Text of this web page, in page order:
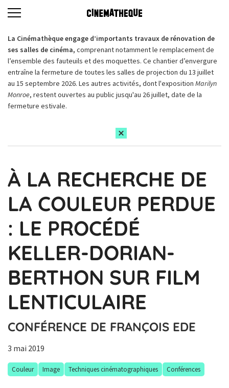
La Cinémathèque engage d’importants travaux de rénovation de
ses salles de cinéma, comprenant notamment le remplacement de
l’ensemble des fauteuils et des moquettes. Ce chantier d’envergure
entraîne la fermeture de toutes les salles de projection du 13 juillet
au 15 septembre 2026. Les autres activités, dont l'exposition Marilyn
Monroe, restent ouvertes au public jusqu'au 26 juillet, date de la
fermeture estivale.
À LA RECHERCHE DE
LA COULEUR PERDUE
: LE PROCÉDÉ
KELLER-DORIAN-
BERTHON SUR FILM
LENTICULAIRE
CONFÉRENCE DE FRANÇOIS EDE
3 mai 2019
Couleur Image Techniques cinématographiques Conférences